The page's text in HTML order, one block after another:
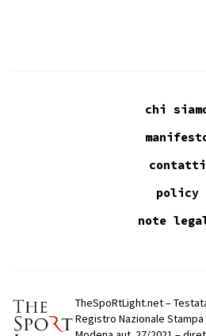
chi
contatti
policy
note
TheSpoRtLight.net –
Registro Nazionale